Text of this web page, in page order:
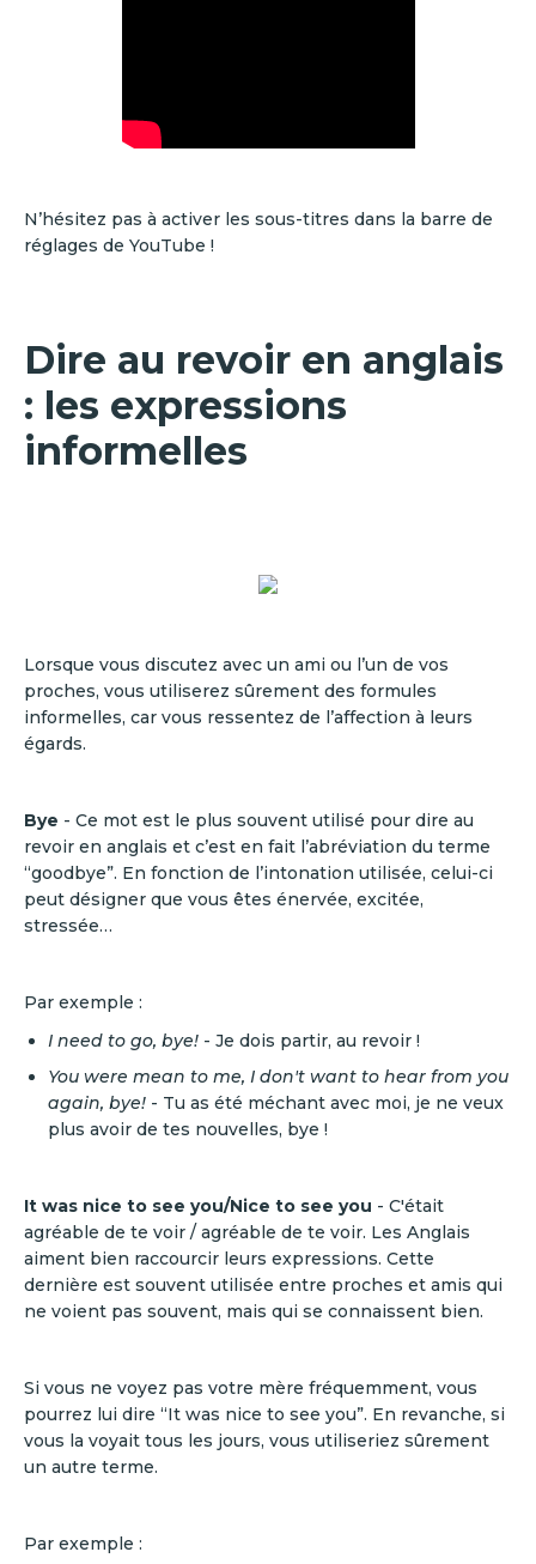
N’hésitez pas à activer les sous-titres dans la barre de
réglages de YouTube !
Dire au revoir en anglais
: les expressions
informelles
Lorsque vous discutez avec un ami ou l’un de vos
proches, vous utiliserez sûrement des formules
informelles, car vous ressentez de l’affection à leurs
égards.
Bye - Ce mot est le plus souvent utilisé pour dire au
revoir en anglais et c’est en fait l’abréviation du terme
“goodbye”. En fonction de l’intonation utilisée, celui-ci
peut désigner que vous êtes énervée, excitée,
stressée…
Par exemple :
I need to go, bye! - Je dois partir, au revoir !
You were mean to me, I don't want to hear from you
again, bye! - Tu as été méchant avec moi, je ne veux
plus avoir de tes nouvelles, bye !
It was nice to see you/Nice to see you - C'était
agréable de te voir / agréable de te voir. Les Anglais
aiment bien raccourcir leurs expressions. Cette
dernière est souvent utilisée entre proches et amis qui
ne voient pas souvent, mais qui se connaissent bien.
Si vous ne voyez pas votre mère fréquemment, vous
pourrez lui dire “It was nice to see you”. En revanche, si
vous la voyait tous les jours, vous utiliseriez sûrement
un autre terme.
Par exemple :